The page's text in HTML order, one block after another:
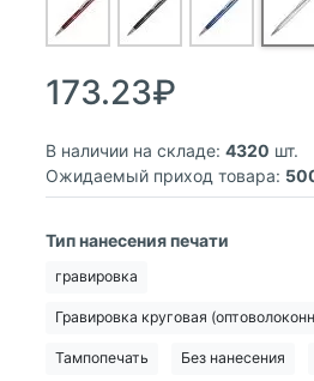
173.23₽
В наличии на складе: 4320 шт.
Ожидаемый приход товара:
Тип нанесения печати
гравировка
Гравировка круговая
Тампопечать Без нанесения